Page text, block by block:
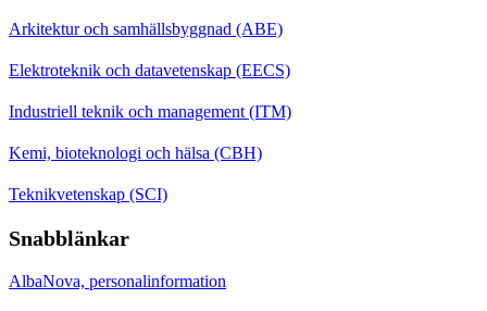
Arkitektur och samhällsbyggnad (ABE)
Elektroteknik och datavetenskap (EECS)
Industriell teknik och management (ITM)
Kemi, bioteknologi och hälsa (CBH)
Teknikvetenskap (SCI)
Snabblänkar
AlbaNova, personalinformation